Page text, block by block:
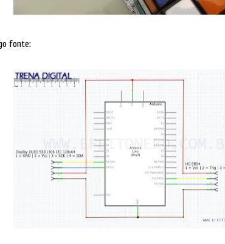
fonte: